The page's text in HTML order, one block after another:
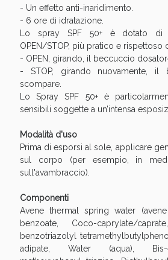
- Un effetto anti-inaridimento.
- 6 ore di idratazione.
Lo spray SPF 50+ è dotato di
OPEN/STOP, più pratico e rispettoso
- OPEN, girando, il beccuccio
- STOP, girando nuovamente, il
scompare.
Lo Spray SPF 50+ è
sensibili soggette a un’intensa
Modalità d'uso
Prima di esporsi al sole, applicare
sul corpo (per esempio, in
sull'avambraccio).
Componenti
Avene thermal spring water (avene
benzoate, Coco-caprylate/
benzotriazolyl
adipate, Water (aqua), Bis-
Vie Urinarie e Prostata: